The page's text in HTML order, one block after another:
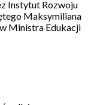
Instytut Rozwoju
Maksymiliana
Ministra Edukacji